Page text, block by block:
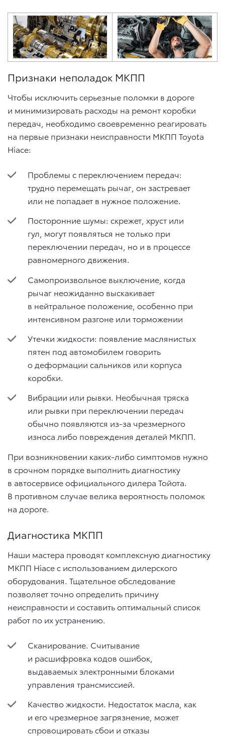
Признаки неполадок МКПП
Чтобы исключить серьезные поломки в дороге
и минимизировать расходы на ремонт коробки
передач, необходимо своевременно реагировать
на первые признаки неисправности МКПП Toyota
Hiace:
Проблемы с переключением передач:
трудно перемещать рычаг, он застревает
или не попадает в нужное положение.
Посторонние шумы: скрежет, хруст или
гул, могут появляться не только при
переключении передач, но и в процессе
равномерного движения.
Самопроизвольное выключение, когда
рычаг неожиданно выскакивает
в нейтральное положение, особенно при
интенсивном разгоне или торможении
Утечки жидкости: появление маслянистых
пятен под автомобилем говорить
о деформации сальников или корпуса
коробки.
Вибрации или рывки. Необычная тряска
или рывки при переключении передач
обычно появляются из-за чрезмерного
износа либо повреждения деталей МКПП.
При возникновении каких-либо симптомов нужно
в срочном порядке выполнить диагностику
в автосервисе официального дилера Тойота.
В противном случае велика вероятность поломок
на дороге.
Диагностика МКПП
Наши мастера проводят комплексную диагностику
МКПП Hiace с использованием дилерского
оборудования. Тщательное обследование
позволяет точно определить причину
неисправности и составить оптимальный список
работ по их устранению.
Сканирование. Считывание
и расшифровка кодов ошибок,
выдаваемых электронными блоками
управления трансмиссией.
Качество жидкости. Недостаток масла, как
и его чрезмерное загрязнение, может
спровоцировать сбои и отказы